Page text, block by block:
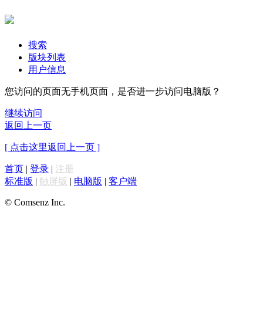
搜索
版块列表
用户信息
您访问的页面无手机页面，是否进一步访问电脑版？
继续访问
返回上一页
[ 点击这里返回上一页 ]
首页 | 登录 | 注册
标准版 | 触屏版 | 电脑版 | 客户端
© Comsenz Inc.